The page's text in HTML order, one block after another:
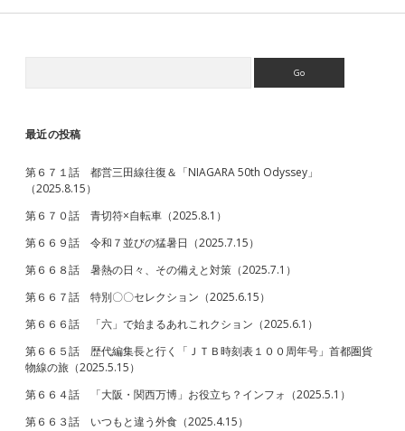
営
パ
＆
２
万
超
最近の投稿
第６７１話 都営三田線往復＆「NIAGARA 50th Odyssey」
（2025.8.15）
第６７０話 青切符×自転車（2025.8.1）
第６６９話 令和７並びの猛暑日（2025.7.15）
第６６８話 暑熱の日々、その備えと対策（2025.7.1）
第６６７話 特別〇〇セレクション（2025.6.15）
第６６６話 「六」で始まるあれこれクション（2025.6.1）
第６６５話 歴代編集長と行く「ＪＴＢ時刻表１００周年号」首都圏貨
物線の旅（2025.5.15）
第６６４話 「大阪・関西万博」お役立ち？インフォ（2025.5.1）
第６６３話 いつもと違う外食（2025.4.15）